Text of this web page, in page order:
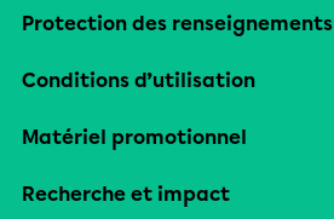
Protection des
Conditions d’utilisation
Matériel promotionnel
Recherche et impact